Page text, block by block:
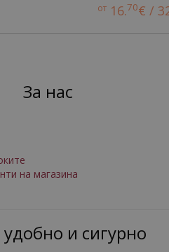
от 16.70€ /
За нас
на магазина
и сигурно